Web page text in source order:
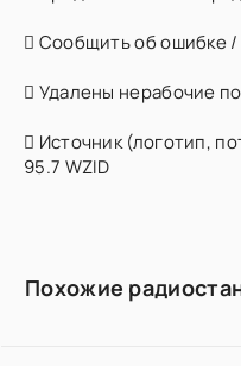
Сообщить об ошибке
Удалены нерабочие
Источник (логотип,
95.7 WZID
Похожие